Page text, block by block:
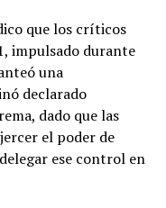
que los críticos
impulsado durante
una
declarado
dado que las
el poder de
ese control en